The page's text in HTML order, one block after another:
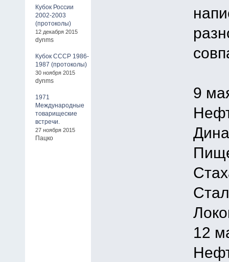
Кубок России
2002-2003
(протоколы)
12 декабря 2015
dynms
Кубок СССР 1986-
1987 (протоколы)
30 ноября 2015
dynms
1971
Международные
товарищеские
встречи.
27 ноября 2015
Пацко
9
12